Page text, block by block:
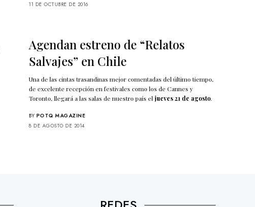
11 DE OCTUBRE DE 2016
Agendan estreno de “Relatos
Salvajes” en Chile
Una de las cintas trasandinas mejor comentadas del último tiempo,
de excelente recepción en festivales como los de Cannes y
Toronto, llegará a las salas de nuestro país eljueves 21 de agosto.
BY POTQ MAGAZINE
8 DE AGOSTO DE 2014